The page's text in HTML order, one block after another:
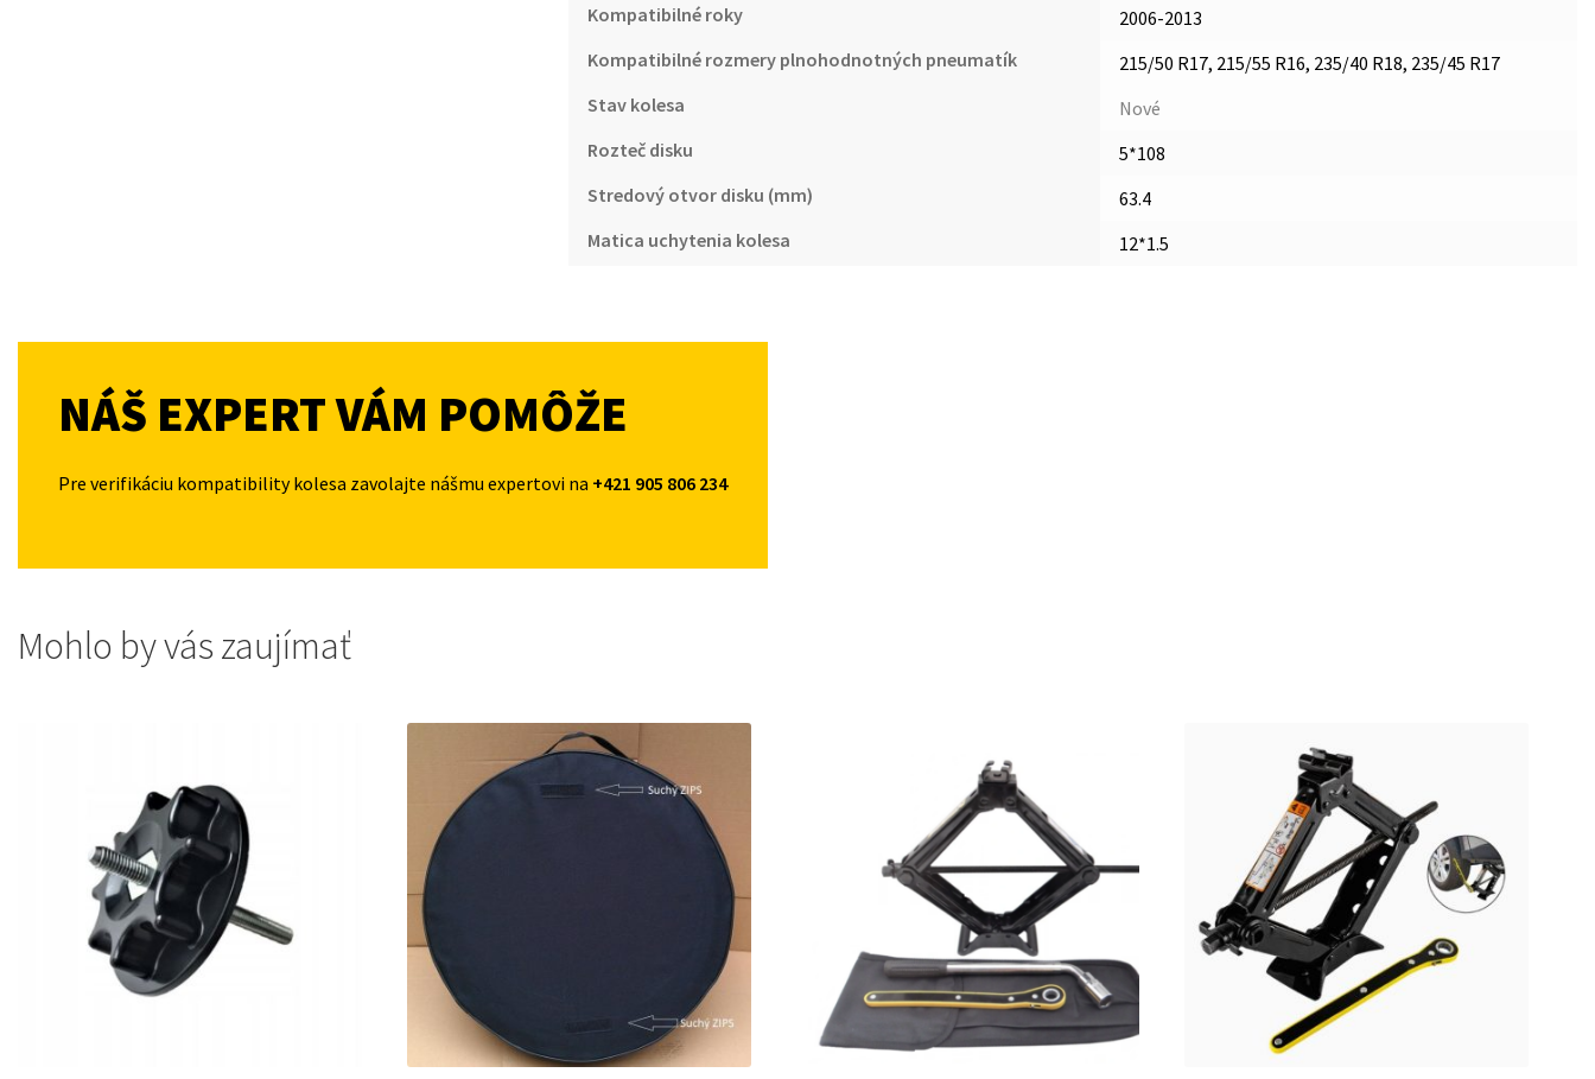
Kompatibilné roky
2006-2013
Kompatibilné rozmery plnohodnotných pneumatík
215/50 R17, 215/55 R16, 235/40 R18, 235/45 R17
Stav kolesa
Nové
Rozteč disku
5*108
Stredový otvor disku (mm)
63.4
Matica uchytenia kolesa
12*1.5
NÁŠ EXPERT VÁM POMÔŽE
Pre verifikáciu kompatibility kolesa zavolajte nášmu expertovi na +421 905 806 234
Mohlo by vás zaujímať